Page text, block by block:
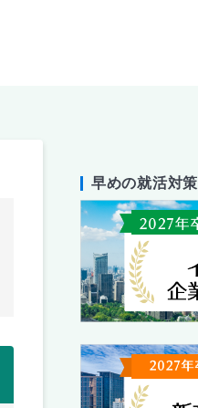
早めの就活対策